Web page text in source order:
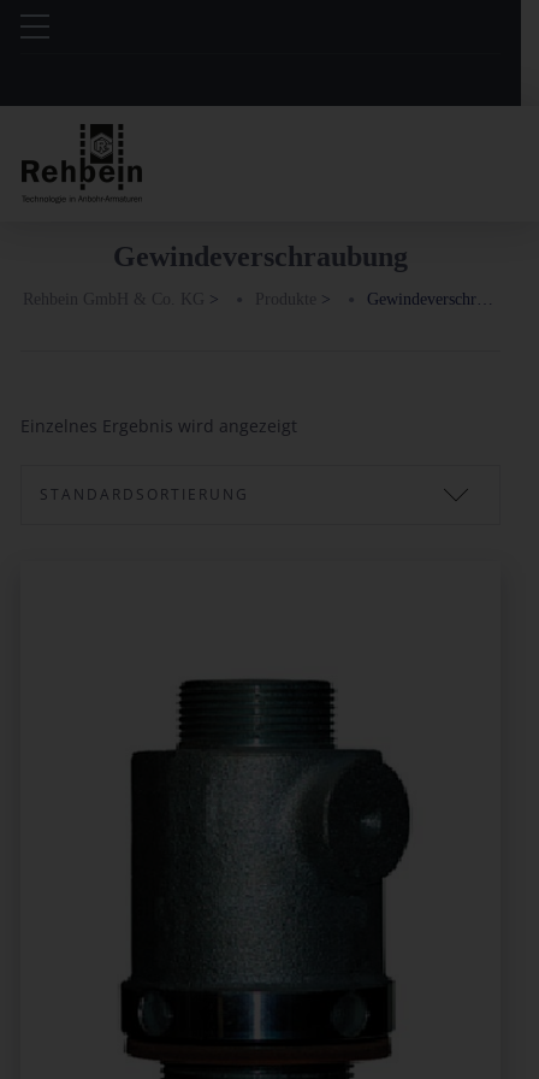
Gewindeverschraubung
> > Gewindeverschraubung
Einzelnes Ergebnis wird angezeigt